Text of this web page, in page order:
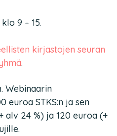
9 – 15.
kirjastojen seuran
.
Webinaarin
euroa STKS:n ja sen
alv 24 %) ja 120 euroa (+